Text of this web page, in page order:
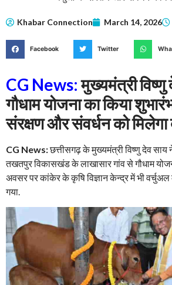
Khabar Connection March 14, 2026
Facebook Twitter
CG News:मुख्यमंत्री
गौधाम योजना का किया
संरक्षण और संवर्धन को मिलेगा
CG News:छत्तीसगढ़ के मुख्यमंत्री विष्णु देव
तखतपुर विकासखंड के लाखासार गांव से गौधाम
अवसर पर कांकेर के कृषि विज्ञान केन्द्र में भी
गया.